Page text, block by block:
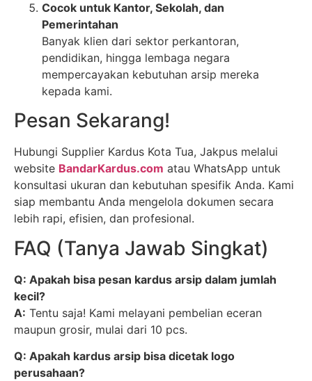
Cocok untuk Kantor, Sekolah, dan
Pemerintahan
Banyak klien dari sektor perkantoran,
pendidikan, hingga lembaga negara
mempercayakan kebutuhan arsip mereka
kepada kami.
Pesan Sekarang!
Hubungi Supplier Kardus Kota Tua, Jakpus melalui
website BandarKardus.com atau WhatsApp untuk
konsultasi ukuran dan kebutuhan spesifik Anda. Kami
siap membantu Anda mengelola dokumen secara
lebih rapi, efisien, dan profesional.
FAQ (Tanya Jawab Singkat)
Q: Apakah bisa pesan kardus arsip dalam jumlah
kecil?
A: Tentu saja! Kami melayani pembelian eceran
maupun grosir, mulai dari 10 pcs.
Q: Apakah kardus arsip bisa dicetak logo
perusahaan?